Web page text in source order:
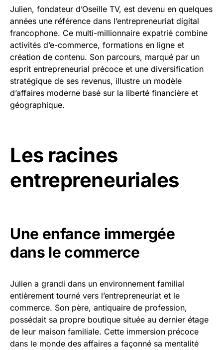
Julien, fondateur d’Oseille TV, est devenu en quelques
années une référence dans l’entrepreneuriat digital
francophone. Ce multi-millionnaire expatrié combine
activités d’e-commerce, formations en ligne et
création de contenu. Son parcours, marqué par un
esprit entrepreneurial précoce et une diversification
stratégique de ses revenus, illustre un modèle
d’affaires moderne basé sur la liberté financière et
géographique.
Les racines
entrepreneuriales
Une enfance immergée
dans le commerce
Julien a grandi dans un environnement familial
entièrement tourné vers l’entrepreneuriat et le
commerce. Son père, antiquaire de profession,
possédait sa propre boutique située au dernier étage
de leur maison familiale. Cette immersion précoce
dans le monde des affaires a façonné sa mentalité